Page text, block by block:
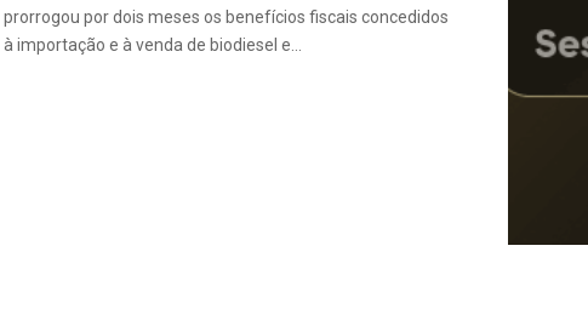
prorrogou por dois meses os benefícios fiscais concedidos
à importação e à venda de biodiesel e...